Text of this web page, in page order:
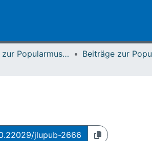
Beiträge zur Popularmusikforschung
jlupub-2666